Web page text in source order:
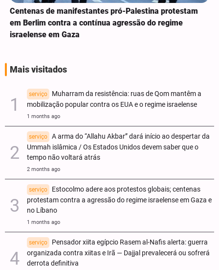
Centenas de manifestantes pró-Palestina protestam
em Berlim contra a contínua agressão do regime
israelense em Gaza
Mais visitados
serviço
Muharram da resistência: ruas de Qom mantêm a
mobilização popular contra os EUA e o regime israelense
1 months ago
serviço
A arma do “Allahu Akbar” dará início ao despertar da
Ummah islâmica / Os Estados Unidos devem saber que o
tempo não voltará atrás
2 months ago
serviço
Estocolmo adere aos protestos globais; centenas
protestam contra a agressão do regime israelense em Gaza e
no Líbano
1 months ago
serviço
Pensador xiita egípcio Rasem al-Nafis alerta: guerra
organizada contra xiitas e Irã — Dajjal prevalecerá ou sofrerá
derrota definitiva